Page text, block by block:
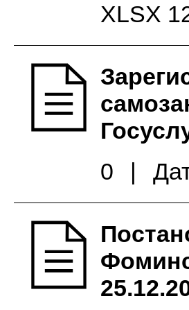
XLSX
0
|